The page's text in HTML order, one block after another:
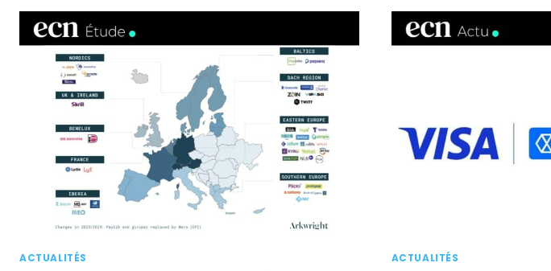
MILLIONS
D’UTILISATEURS
ET
VISE
COMMERCE
2026
PAY
BY
BANK
EUROPÉENS,
DONT
LA
ACTUALITÉS ACTUALITÉS